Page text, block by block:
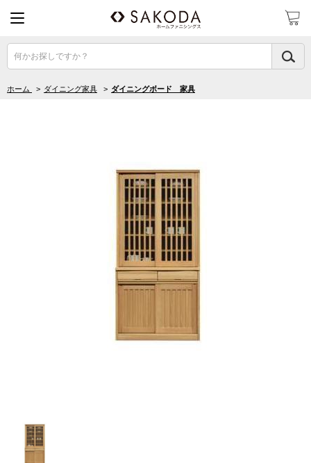
何かお探しですか？
ホーム > ダイニング家具 > ダイニングボード 家具